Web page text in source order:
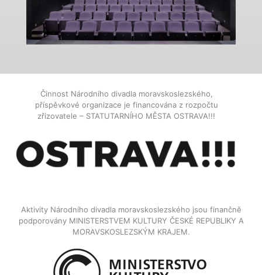
Činnost Národního divadla moravskoslezského,
příspěvkové organizace je financována z rozpočtu
zřizovatele – STATUTARNÍHO MĚSTA OSTRAVA!!!
Aktivity Národního divadla moravskoslezského jsou finančně
podporovány MINISTERSTVEM KULTURY ČESKÉ REPUBLIKY A
MORAVSKOSLEZSKÝM KRAJEM.